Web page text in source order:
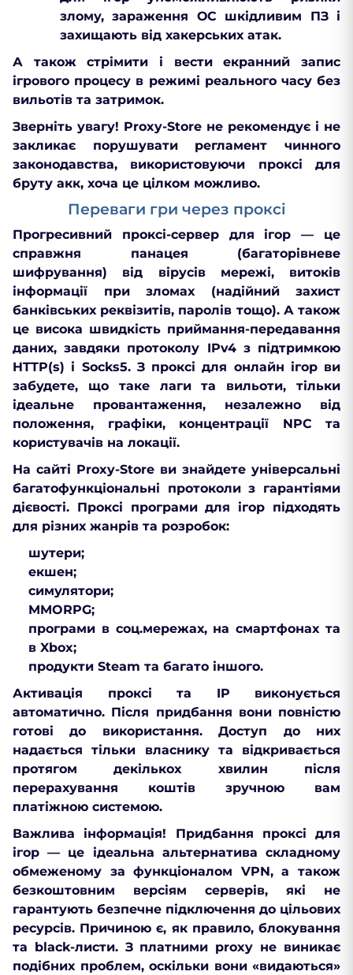
злому, зараження ОС шкідливим ПЗ і
захищають від хакерських атак.
А також стрімити і вести екранний запис
ігрового процесу в режимі реального часу без
вильотів та затримок.
Зверніть увагу! Proxy-Store не рекомендує і не
закликає порушувати регламент чинного
законодавства, використовуючи проксі для
бруту акк, хоча це цілком можливо.
Переваги гри через проксі
Прогресивний проксі-сервер для ігор — це
справжня панацея (багаторівневе
шифрування) від вірусів мережі, витоків
інформації при зломах (надійний захист
банківських реквізитів, паролів тощо). А також
це висока швидкість приймання-передавання
даних, завдяки протоколу IPv4 з підтримкою
HTTP(s) і Socks5. З проксі для онлайн ігор ви
забудете, що таке лаги та вильоти, тільки
ідеальне провантаження, незалежно від
положення, графіки, концентрації NPC та
користувачів на локації.
На сайті Proxy-Store ви знайдете універсальні
багатофункціональні протоколи з гарантіями
дієвості. Проксі програми для ігор підходять
для різних жанрів та розробок:
шутери;
екшен;
симулятори;
MMORPG;
програми в соц.мережах, на смартфонах та
в Xbox;
продукти Steam та багато іншого.
Активація проксі та IP виконується
автоматично. Після придбання вони повністю
готові до використання. Доступ до них
надається тільки власнику та відкривається
протягом декількох хвилин після
перерахування коштів зручною вам
платіжною системою.
Важлива інформація! Придбання проксі для
ігор — це ідеальна альтернатива складному
обмеженому за функціоналом VPN, а також
безкоштовним версіям серверів, які не
гарантують безпечне підключення до цільових
ресурсів. Причиною є, як правило, блокування
та black-листи. З платними рroxy не виникає
подібних проблем, оскільки вони «видаються»